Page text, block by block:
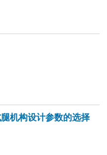
机构设计参数的选择